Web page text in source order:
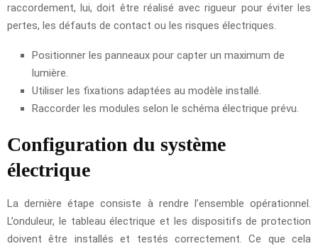
raccordement, lui, doit être réalisé avec rigueur pour éviter les
pertes, les défauts de contact ou les risques électriques.
Positionner les panneaux pour capter un maximum de
lumière.
Utiliser les fixations adaptées au modèle installé.
Raccorder les modules selon le schéma électrique prévu.
Configuration du système
électrique
La dernière étape consiste à rendre l’ensemble opérationnel.
L’onduleur, le tableau électrique et les dispositifs de protection
doivent être installés et testés correctement. Ce que cela